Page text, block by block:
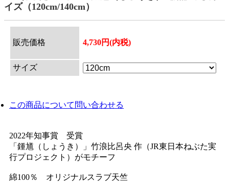
イズ（120cm/140cm）
販売価格 4,730円(内税)
サイズ
この商品について問い合わせる
2022年知事賞 受賞
「鍾馗（しょうき）」竹浪比呂央 作（JR東日本ねぶた実
行プロジェクト）がモチーフ
綿100％ オリジナルスラブ天竺